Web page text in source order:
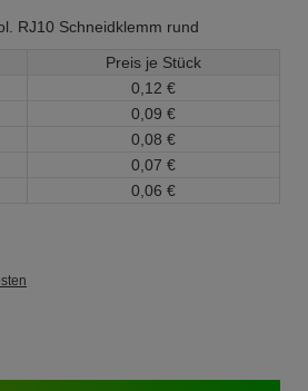
RJ10 Schneidklemm rund
Preis je Stück
0, 12 €
0, 09 €
0, 08 €
0, 07 €
0, 06 €